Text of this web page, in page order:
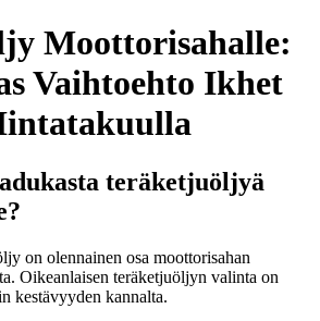
Moottorisahalle:
Vaihtoehto Ikhet
teräketjuöljyä
on olennainen osa moottorisahan
Oikeanlaisen teräketjuöljyn valinta on
kestävyyden kannalta.